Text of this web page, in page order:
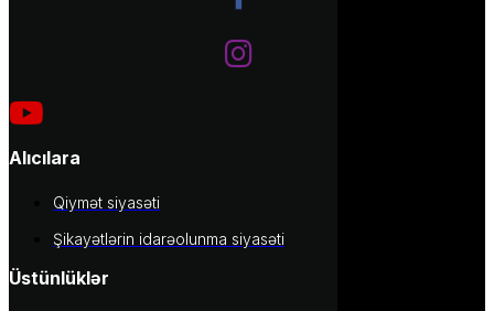
Alıcılara
Qiymət siyasəti
Şikayətlərin idarəolunma siyasəti
Üstünlüklər